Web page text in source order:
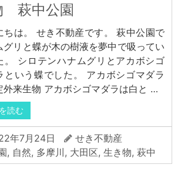
萩中公園
ちは。 せき不動産です。 萩中公園で
グリと蝶が木の樹液を夢中で吸ってい
。 シロテンハナムグリとアカボシゴ
という蝶でした。 アカボシゴマダラ
外来生物 アカボシゴマダラは白と …
読む
年7月24日
せき不動産
, 自然, 多摩川 , 大田区, 生き物, 萩中